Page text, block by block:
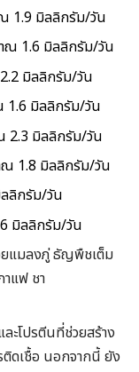
ณ 1.9 มิลลิกรัม/วัน
ณ 1.6 มิลลิกรัม/วัน
มิลลิกรัม/วัน
1.6 มิลลิกรัม/วัน
2.3 มิลลิกรัม/วัน
ณ 1.8 มิลลิกรัม/วัน
ลิกรัม/วัน
มิลลิกรัม/วัน
แมลงภู่ ธัญพืชเต็ม
าแฟ ชา
ะโปรตีนที่ช่วยสร้าง
ดเชื้อ นอกจากนี้ ยัง